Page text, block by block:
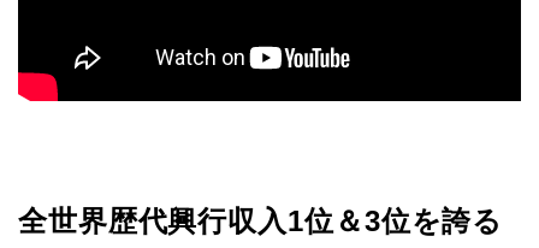
全世界歴代興行収入1位＆3位を誇る